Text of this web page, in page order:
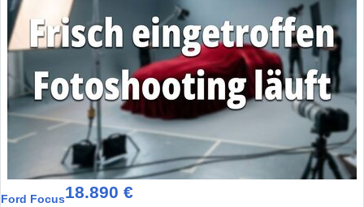
Ford Focus18.890 €